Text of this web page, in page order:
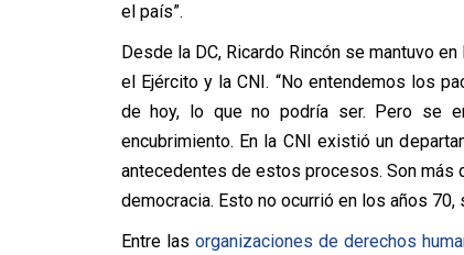
el país”.
Desde la DC, Ricardo Rincón se mantuvo
el Ejército y la CNI. “No entendemos los
de hoy, lo que no podría ser. Pero se
encubrimiento. En la CNI existió un
antecedentes de estos procesos. Son más
democracia. Esto no ocurrió en los años
Entre las organizaciones de derechos